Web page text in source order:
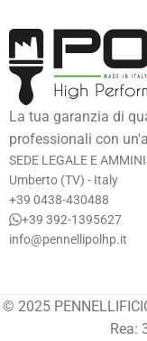
La tua garanzia di
professionali con
SEDE LEGALE E
Umberto (TV) - Italy
+39 0438-430488
+39 392-1395627
info@pennellipolhp.it
© 2025
Rea: